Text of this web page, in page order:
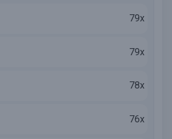
79x
79x
78x
76x